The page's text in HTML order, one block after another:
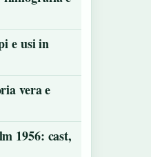
e usi in
vera e
1956: cast,